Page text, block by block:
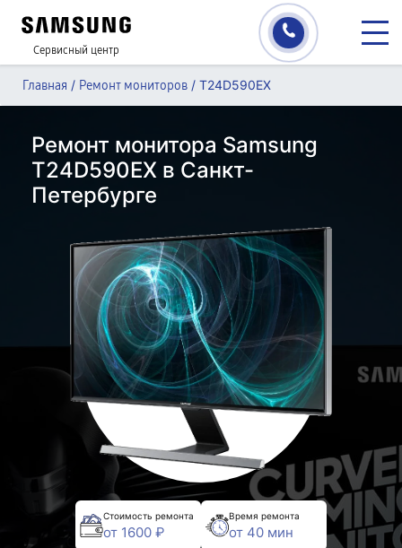
Сервисный центр
Главная / Ремонт мониторов / T24D590EX
Ремонт монитора Samsung
T24D590EX в Санкт-
Петербурге
Стоимость ремонта
от 1600 ₽
Время ремонта
от 40 мин